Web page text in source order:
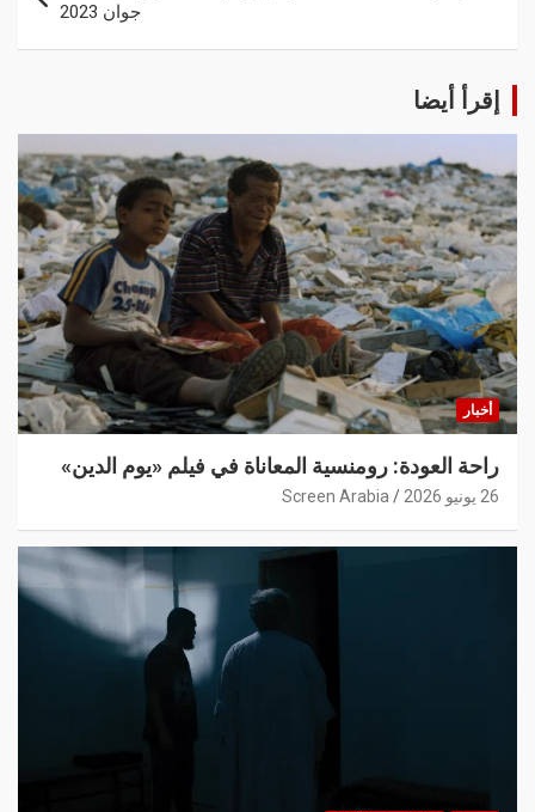
جوان 2023
إقرأ أيضا
أخبار
راحة العودة: رومنسية المعاناة في فيلم «يوم الدين»
26 يونيو 2026 Screen Arabia